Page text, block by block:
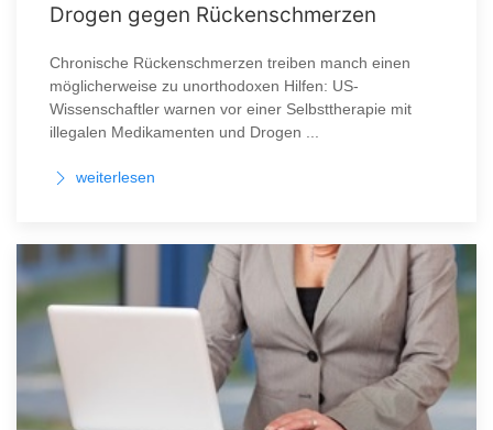
Drogen gegen Rückenschmerzen
Chronische Rückenschmerzen treiben manch einen
möglicherweise zu unorthodoxen Hilfen: US-
Wissenschaftler warnen vor einer Selbsttherapie mit
illegalen Medikamenten und Drogen ...
weiterlesen